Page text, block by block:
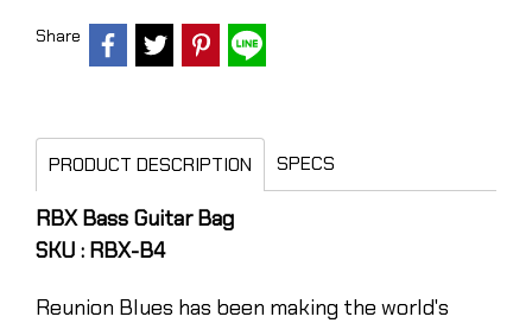
Share
PRODUCT DESCRIPTION SPECS
RBX Bass Guitar Bag
SKU : RBX-B4
Reunion Blues has been making the world's